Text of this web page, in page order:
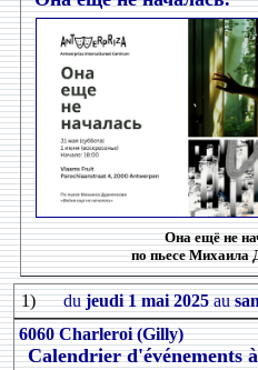
Она ещё не
по пьесе Михаила
1) dujeudi 1 mai 2025au
6060 Charleroi (Gilly)
Calendrier d'événements